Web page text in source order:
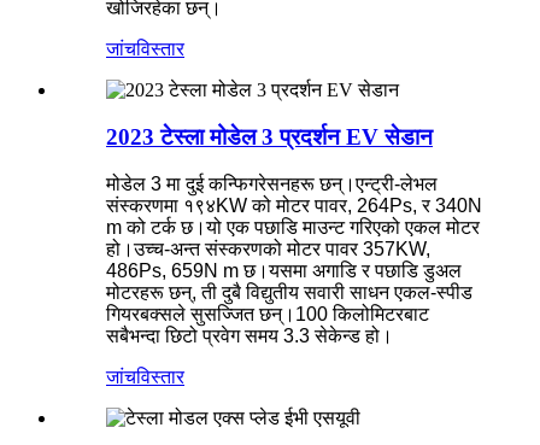
खोजिरहेका छन्।
जांचविस्तार
2023 टेस्ला मोडेल 3 प्रदर्शन EV सेडान
मोडेल 3 मा दुई कन्फिगरेसनहरू छन्।एन्ट्री-लेभल
संस्करणमा १९४KW को मोटर पावर, 264Ps, र 340N
m को टर्क छ।यो एक पछाडि माउन्ट गरिएको एकल मोटर
हो।उच्च-अन्त संस्करणको मोटर पावर 357KW,
486Ps, 659N m छ।यसमा अगाडि र पछाडि डुअल
मोटरहरू छन्, ती दुबै विद्युतीय सवारी साधन एकल-स्पीड
गियरबक्सले सुसज्जित छन्।100 किलोमिटरबाट
सबैभन्दा छिटो प्रवेग समय 3.3 सेकेन्ड हो।
जांचविस्तार